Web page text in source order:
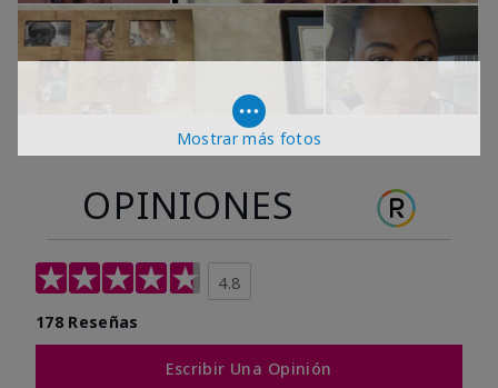
Mostrar más fotos
OPINIONES
4.8
178 Reseñas
Escribir Una Opinión